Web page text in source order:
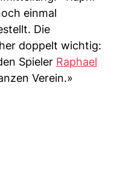
einmal
Die
doppelt wichtig:
Spieler Raphael
Verein.»